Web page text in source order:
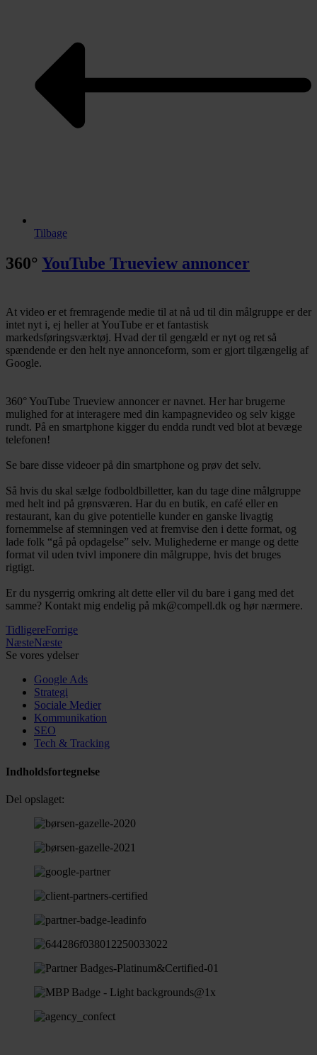
Tilbage
360° YouTube Trueview annoncer
At video er et fremragende medie til at nå ud til din målgruppe er der
intet nyt i, ej heller at YouTube er et fantastisk
markedsføringsværktøj. Hvad der til gengæld er nyt og ret så
spændende er den helt nye annonceform, som er gjort tilgængelig af
Google.
360° YouTube Trueview annoncer er navnet. Her har brugerne
mulighed for at interagere med din kampagnevideo og selv kigge
rundt. På en smartphone kigger du endda rundt ved blot at bevæge
telefonen!
Se bare disse videoer på din smartphone og prøv det selv.
Så hvis du skal sælge fodboldbilletter, kan du tage dine målgruppe
med helt ind på grønsværen. Har du en butik, en café eller en
restaurant, kan du give potentielle kunder en ganske livagtig
fornemmelse af stemningen ved at fremvise den i dette format, og
lade folk “gå på opdagelse” selv. Mulighederne er mange og dette
format vil uden tvivl imponere din målgruppe, hvis det bruges
rigtigt.
Er du nysgerrig omkring alt dette eller vil du bare i gang med det
samme? Kontakt mig endelig på mk@compell.dk og hør nærmere.
TidligereForrige
NæsteNæste
Se vores ydelser
Google Ads
Strategi
Sociale Medier
Kommunikation
SEO
Tech & Tracking
Indholdsfortegnelse
Del opslaget: